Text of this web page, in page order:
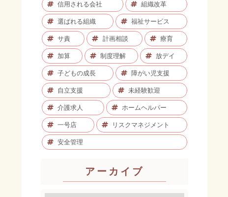
信用される会社 組織改革
選ばれる組織 福祉サービス
サ責 計画相談 療育
加算 制度理解 放デイ
子どもの成長 障がい児支援
自立支援 未経験歓迎
介護求人 ホームヘルパー
一号店 リスクマネジメント
安全管理
アーカイブ